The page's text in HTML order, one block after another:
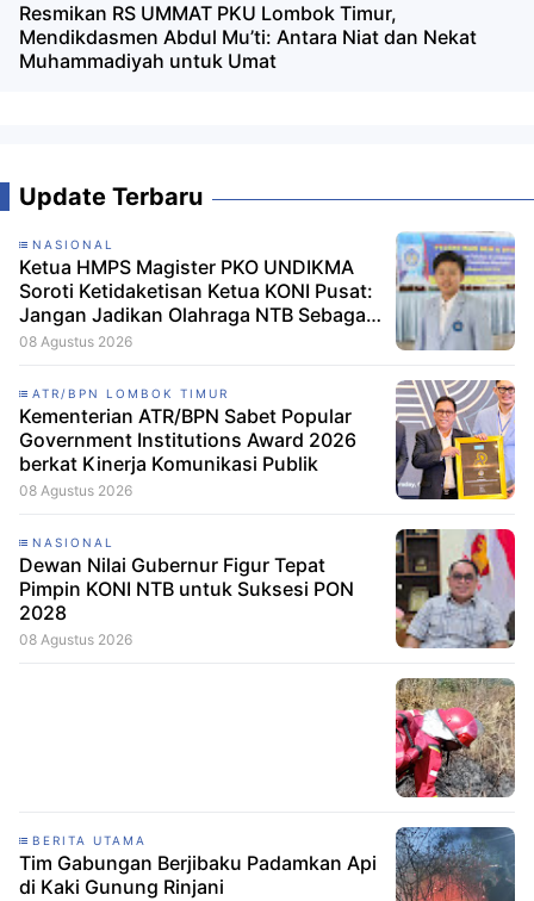
Resmikan RS UMMAT PKU Lombok Timur,
Mendikdasmen Abdul Mu’ti: Antara Niat dan Nekat
Muhammadiyah untuk Umat
Update Terbaru
NASIONAL
Ketua HMPS Magister PKO UNDIKMA
Soroti Ketidaketisan Ketua KONI Pusat:
Jangan Jadikan Olahraga NTB Sebagai
Arena Kepentingan Sesaat
08 Agustus 2026
ATR/BPN LOMBOK TIMUR
Kementerian ATR/BPN Sabet Popular
Government Institutions Award 2026
berkat Kinerja Komunikasi Publik
08 Agustus 2026
NASIONAL
Dewan Nilai Gubernur Figur Tepat
Pimpin KONI NTB untuk Suksesi PON
2028
08 Agustus 2026
BERITA UTAMA
Tim Gabungan Berjibaku Padamkan Api
di Kaki Gunung Rinjani